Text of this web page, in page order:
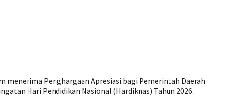
Penghargaan Apresiasi bagi Pemerintah Daerah
Hari Pendidikan Nasional (Hardiknas) Tahun 2026.